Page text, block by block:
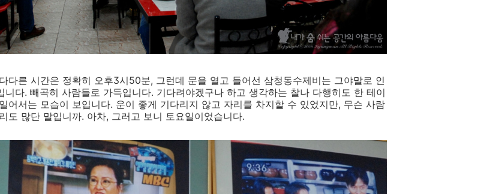
다른 시간은 정확히 오후3시50분, 그런데 문을 열고 들어선 삼청동수제비는 그야말로 인
니다. 빼곡히 사람들로 가득입니다. 기다려야겠구나 하고 생각하는 찰나 다행히도 한 테이
어서는 모습이 보입니다. 운이 좋게 기다리지 않고 자리를 차지할 수 있었지만, 무슨 사람
도 많단 말입니까. 아차, 그러고 보니 토요일이었습니다.